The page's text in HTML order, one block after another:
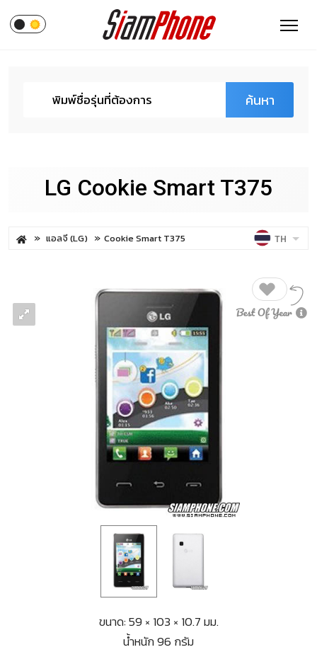
ค้นหา
LG Cookie Smart T375
แอลจี (LG) Cookie Smart T375 TH
ขนาด: 59 × 103 × 10.7 มม.
น้ำหนัก 96 กรัม